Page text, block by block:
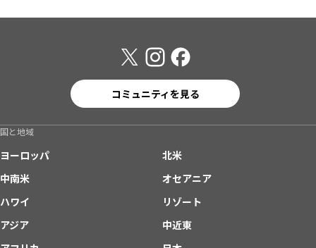
コミュニティを見る
国と地域
ヨーロッパ
北米
中南米
オセアニア
ハワイ
リゾート
アジア
中近東